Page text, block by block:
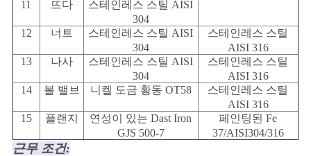
11 뜨다
스테인레스 스틸 AISI
304
12
너트
스테인레스 스틸 AISI
304
스테인레스 스틸
AISI 316
13
나사
스테인레스 스틸 AISI
304
스테인레스 스틸
AISI 316
14
볼 밸브 니켈 도금 황동 OT58
스테인레스 스틸
AISI 316
15
플랜지
연성이 있는 Dast Iron
GJS 500-7
페인팅된 Fe
37/AISI304/316
근무 조건: